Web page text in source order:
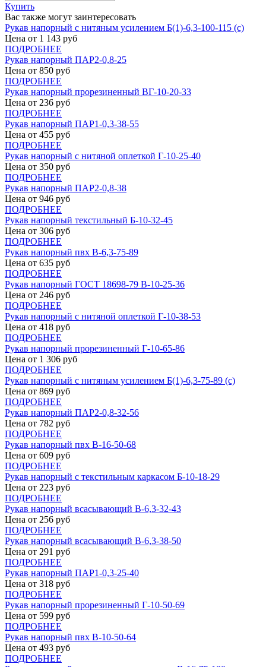
Купить
Вас также могут заинтересовать
Рукав напорный с нитяным усилением Б(1)-6,3-100-115 (с)
Цена от 1 143 руб
ПОДРОБНЕЕ
Рукав напорный ПАР2-0,8-25
Цена от 850 руб
ПОДРОБНЕЕ
Рукав напорный прорезиненный ВГ-10-20-33
Цена от 236 руб
ПОДРОБНЕЕ
Рукав напорный ПАР1-0,3-38-55
Цена от 455 руб
ПОДРОБНЕЕ
Рукав напорный с нитяной оплеткой Г-10-25-40
Цена от 350 руб
ПОДРОБНЕЕ
Рукав напорный ПАР2-0,8-38
Цена от 946 руб
ПОДРОБНЕЕ
Рукав напорный текстильный Б-10-32-45
Цена от 306 руб
ПОДРОБНЕЕ
Рукав напорный пвх В-6,3-75-89
Цена от 635 руб
ПОДРОБНЕЕ
Рукав напорный ГОСТ 18698-79 В-10-25-36
Цена от 246 руб
ПОДРОБНЕЕ
Рукав напорный с нитяной оплеткой Г-10-38-53
Цена от 418 руб
ПОДРОБНЕЕ
Рукав напорный прорезиненный Г-10-65-86
Цена от 1 306 руб
ПОДРОБНЕЕ
Рукав напорный с нитяным усилением Б(1)-6,3-75-89 (с)
Цена от 869 руб
ПОДРОБНЕЕ
Рукав напорный ПАР2-0,8-32-56
Цена от 782 руб
ПОДРОБНЕЕ
Рукав напорный пвх В-16-50-68
Цена от 609 руб
ПОДРОБНЕЕ
Рукав напорный с текстильным каркасом Б-10-18-29
Цена от 223 руб
ПОДРОБНЕЕ
Рукав напорный всасывающий В-6,3-32-43
Цена от 256 руб
ПОДРОБНЕЕ
Рукав напорный всасывающий В-6,3-38-50
Цена от 291 руб
ПОДРОБНЕЕ
Рукав напорный ПАР1-0,3-25-40
Цена от 318 руб
ПОДРОБНЕЕ
Рукав напорный прорезиненный Г-10-50-69
Цена от 599 руб
ПОДРОБНЕЕ
Рукав напорный пвх В-10-50-64
Цена от 493 руб
ПОДРОБНЕЕ